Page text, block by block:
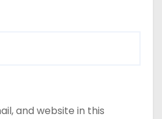
and website in this